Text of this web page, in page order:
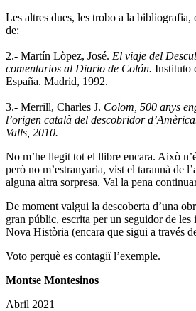
Les altres dues, les trobo a la bibliografia,
de:
2.- Martín Lòpez, José. El viaje del
comentarios al Diario de Colón. Instituto
España. Madrid, 1992.
3.- Merrill, Charles J. Colom, 500 anys
l’origen català del descobridor
Valls, 2010.
No m’he llegit tot el llibre encara. Això
però no m’estranyaria, vist el tarannà de
alguna altra sorpresa. Val la pena
De moment valgui la descoberta d’una
gran públic, escrita per un seguidor de les
Nova Història (encara que sigui a través
Voto perquè es contagiï l’exemple.
Montse Montesinos
Abril 2021